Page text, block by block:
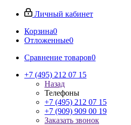
Личный кабинет
Корзина0
Отложенные0
Сравнение товаров0
+7 (495) 212 07 15
Назад
Телефоны
+7 (495) 212 07 15
+7 (909) 909 00 19
Заказать звонок